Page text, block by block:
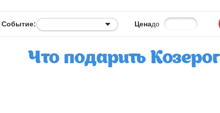
Событие: Ценадо
Что подарить